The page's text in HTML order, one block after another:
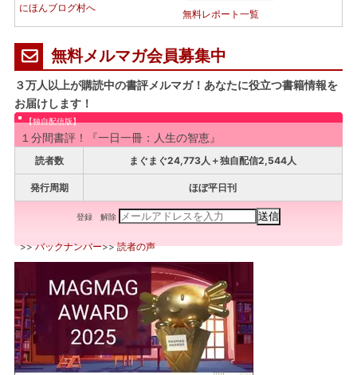
にほんブログ村へ
無料レポート一覧
無料メルマガ会員募集中
３万人以上が購読中の書評メルマガ！あなたに役立つ書籍情報を
お届けします！
【独自配信版】
１分間書評！『一日一冊：人生の智恵』
読者数 まぐまぐ24,773人＋独自配信2,544人
発行周期 ほぼ平日刊
登録 解除
>>バックナンバー>>読者の声